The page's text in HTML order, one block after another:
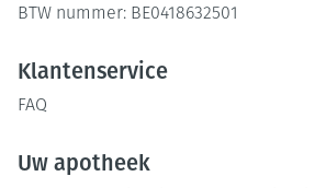
BTW nummer: BE0418632501
Klantenservice
FAQ
Uw apotheek